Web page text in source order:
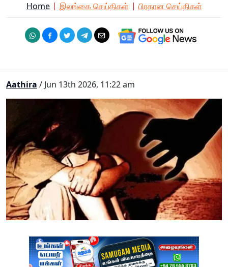
Home இலங்கை செய்திகள் பிரதான செய்திகள்
Aathira / Jun 13th 2026, 11:22 am